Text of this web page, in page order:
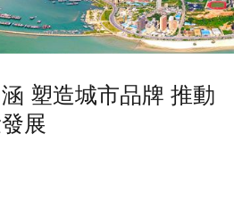
塑造城市品牌 推動
展